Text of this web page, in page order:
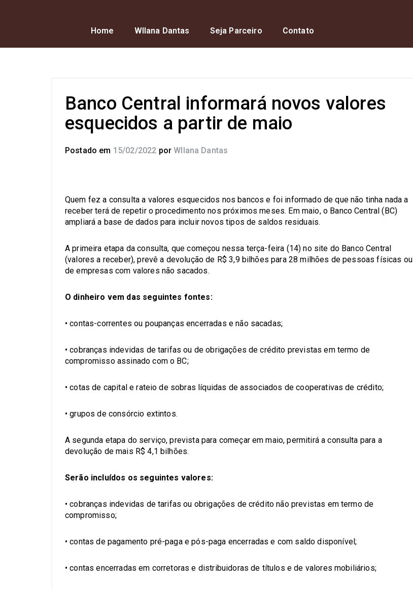
Home Wllana Dantas Seja Parceiro Contato
Banco Central informará novos valores
esquecidos a partir de maio
Postado em 15/02/2022 por Wllana Dantas
Quem fez a consulta a valores esquecidos nos bancos e foi informado de que não tinha nada a
receber terá de repetir o procedimento nos próximos meses. Em maio, o Banco Central (BC)
ampliará a base de dados para incluir novos tipos de saldos residuais.
A primeira etapa da consulta, que começou nessa terça-feira (14) no site do Banco Central
(valores a receber), prevê a devolução de R$ 3,9 bilhões para 28 milhões de pessoas físicas ou
de empresas com valores não sacados.
O dinheiro vem das seguintes fontes:
• contas-correntes ou poupanças encerradas e não sacadas;
• cobranças indevidas de tarifas ou de obrigações de crédito previstas em termo de
compromisso assinado com o BC;
• cotas de capital e rateio de sobras líquidas de associados de cooperativas de crédito;
• grupos de consórcio extintos.
A segunda etapa do serviço, prevista para começar em maio, permitirá a consulta para a
devolução de mais R$ 4,1 bilhões.
Serão incluídos os seguintes valores:
• cobranças indevidas de tarifas ou obrigações de crédito não previstas em termo de
compromisso;
• contas de pagamento pré-paga e pós-paga encerradas e com saldo disponível;
• contas encerradas em corretoras e distribuidoras de títulos e de valores mobiliários;